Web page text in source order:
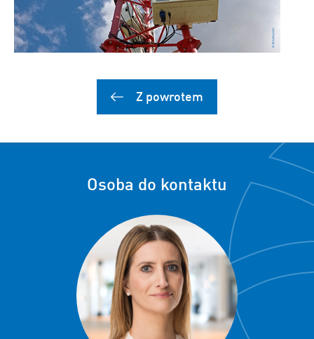
Z powrotem
Osoba do kontaktu